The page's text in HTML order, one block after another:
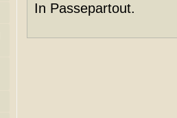
In Passepartout.